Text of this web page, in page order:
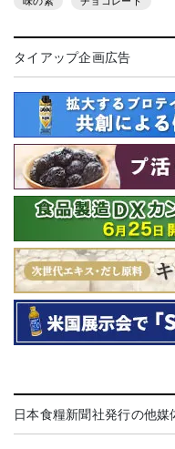
タイアップ企画広告
日本食糧新聞社発行の他媒